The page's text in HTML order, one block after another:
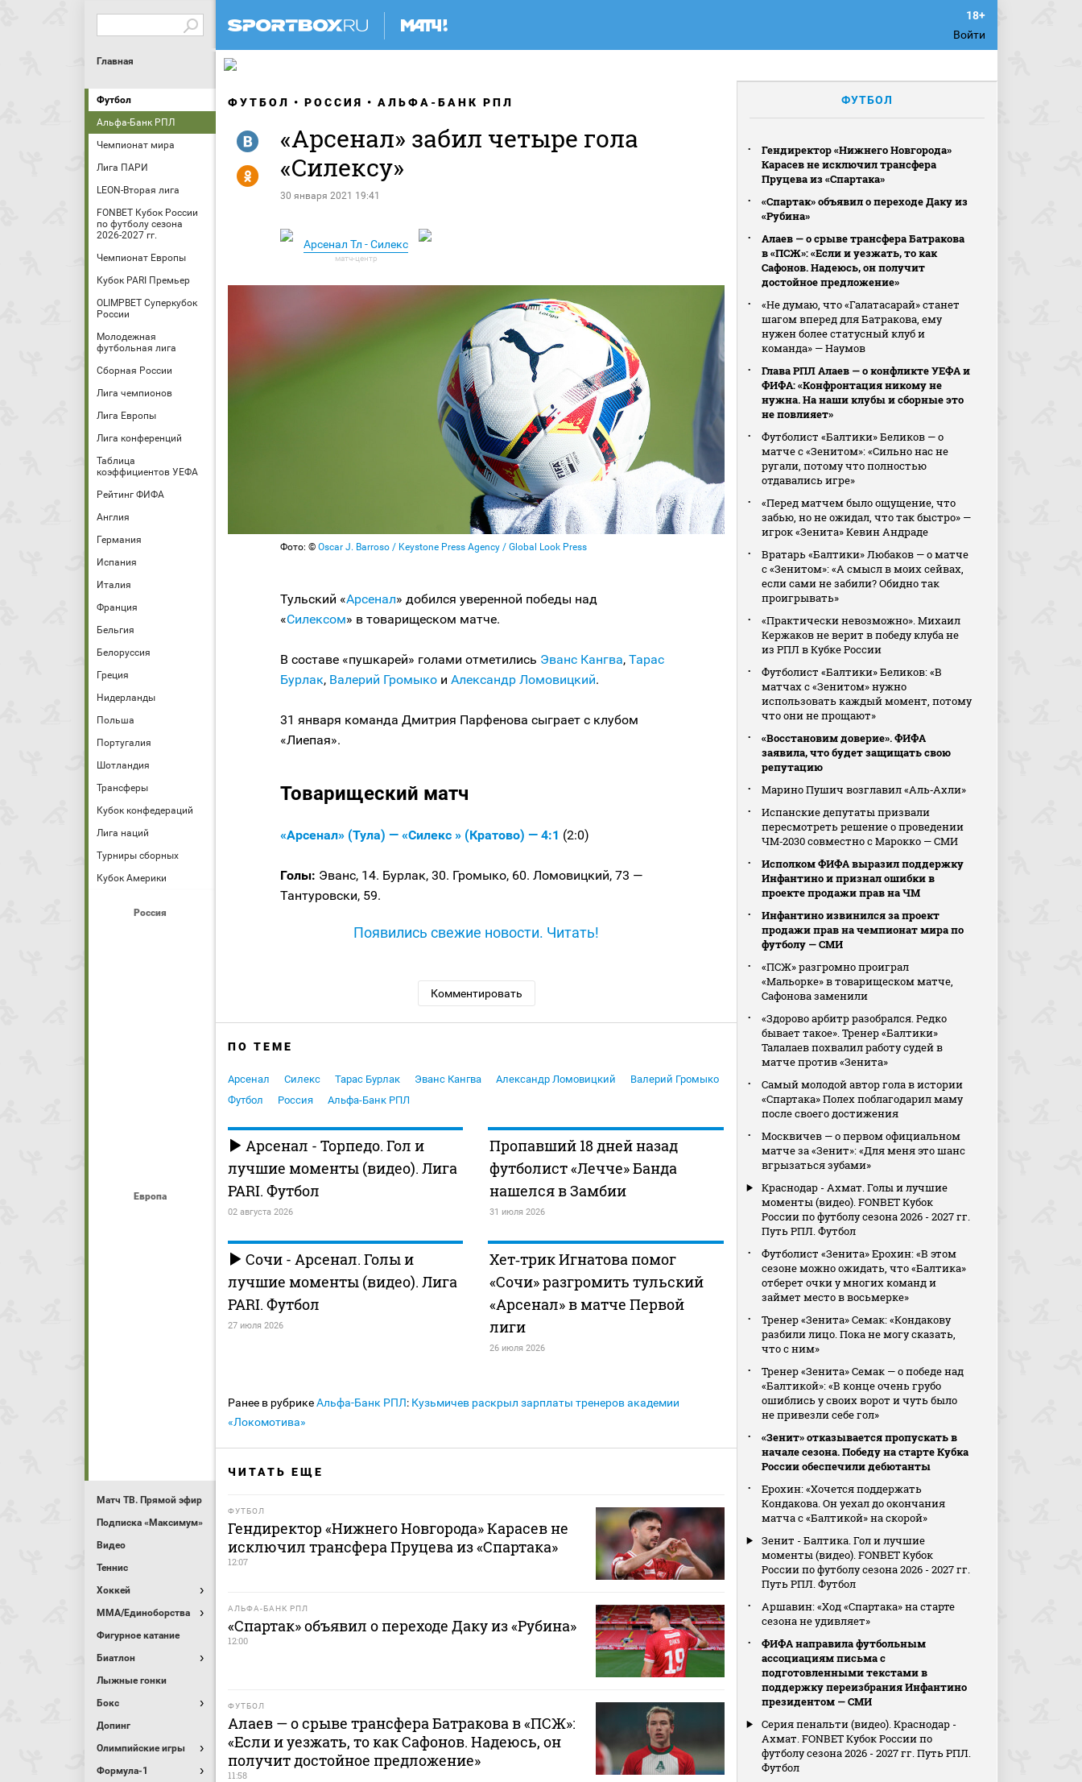
Войти
Главная
Футбол
Альфа-Банк РПЛ
Чемпионат мира
Лига ПАРИ
LEON-Вторая лига
FONBET Кубок России
по футболу сезона
2026-2027 гг.
Чемпионат Европы
Кубок PARI Премьер
OLIMPBET Суперкубок
России
Молодежная
футбольная лига
Сборная России
Лига чемпионов
Лига Европы
Лига конференций
Таблица
коэффициентов УЕФА
Рейтинг ФИФА
Англия
Германия
Испания
Италия
Франция
Бельгия
Белоруссия
Греция
Нидерланды
Польша
Португалия
Шотландия
Трансферы
Кубок конфедераций
Лига наций
Турниры сборных
Кубок Америки
Россия
Европа
Матч ТВ. Прямой эфир
Подписка «Максимум»
Видео
Теннис
Хоккей
MMA/Единоборства
Фигурное катание
Биатлон
Лыжные гонки
Бокс
Допинг
Олимпийские игры
Формула-1
ФУТБОЛ РОССИЯ АЛЬФА-БАНК РПЛ
«Арсенал» забил четыре гола
«Силексу»
30 января 2021 19:41
R
Y
Арсенал Тл - Силекс
Фото: © Oscar J. Barroso / Keystone Press Agency / Global Look Press
Тульский «Арсенал» добился уверенной победы над
«Силексом» в товарищеском матче.
В составе «пушкарей» голами отметились Эванс Кангва, Тарас
Бурлак, Валерий Громыко и Александр Ломовицкий.
31 января команда Дмитрия Парфенова сыграет с клубом
«Лиепая».
Товарищеский матч
«Арсенал» (Тула) — «Силекс » (Кратово) — 4:1 (2:0)
Голы: Эванс, 14. Бурлак, 30. Громыко, 60. Ломовицкий, 73 —
Тантуровски, 59.
Появились свежие новости. Читать!
Комментировать
ПО ТЕМЕ
Арсенал Силекс Тарас Бурлак Эванс Кангва Александр Ломовицкий
Валерий Громыко
Футбол
Россия Альфа-Банк РПЛ
Арсенал - Торпедо. Гол и
лучшие моменты (видео). Лига
PARI. Футбол
02 августа 2026
Пропавший 18 дней назад
футболист «Лечче» Банда
нашелся в Замбии
31 июля 2026
Сочи - Арсенал. Голы и
лучшие моменты (видео). Лига
PARI. Футбол
27 июля 2026
Хет‑трик Игнатова помог
«Сочи» разгромить тульский
«Арсенал» в матче Первой
лиги
26 июля 2026
Ранее в рубрикеАльфа-Банк РПЛ: Кузьмичев раскрыл зарплаты тренеров академии
«Локомотива»
ЧИТАТЬ ЕЩЕ
ФУТБОЛ
Гендиректор «Нижнего Новгорода» Карасев не
исключил трансфера Пруцева из «Спартака»
12:07
АЛЬФА-БАНК РПЛ
«Спартак» объявил о переходе Даку из «Рубина»
12:00
ФУТБОЛ
Алаев — о срыве трансфера Батракова в «ПСЖ»:
«Если и уезжать, то как Сафонов. Надеюсь, он
получит достойное предложение»
11:58
ФУТБОЛ
Гендиректор «Нижнего Новгорода»
Карасев не исключил трансфера
Пруцева из «Спартака»
«Спартак» объявил о переходе Даку из
«Рубина»
Алаев — о срыве трансфера Батракова
в «ПСЖ»: «Если и уезжать, то как
Сафонов. Надеюсь, он получит
достойное предложение»
«Не думаю, что «Галатасарай» станет
шагом вперед для Батракова, ему
нужен более статусный клуб и
команда» — Наумов
Глава РПЛ Алаев — о конфликте УЕФА и
ФИФА: «Конфронтация никому не
нужна. На наши клубы и сборные это
не повлияет»
Футболист «Балтики» Беликов — о
матче с «Зенитом»: «Сильно нас не
ругали, потому что полностью
отдавались игре»
«Перед матчем было ощущение, что
забью, но не ожидал, что так быстро» —
игрок «Зенита» Кевин Андраде
Вратарь «Балтики» Любаков — о матче
с «Зенитом»: «А смысл в моих сейвах,
если сами не забили? Обидно так
проигрывать»
«Практически невозможно». Михаил
Кержаков не верит в победу клуба не
из РПЛ в Кубке России
Футболист «Балтики» Беликов: «В
матчах с «Зенитом» нужно
использовать каждый момент, потому
что они не прощают»
«Восстановим доверие». ФИФА
заявила, что будет защищать свою
репутацию
Марино Пушич возглавил «Аль‑Ахли»
Испанские депутаты призвали
пересмотреть решение о проведении
ЧМ‑2030 совместно с Марокко — СМИ
Исполком ФИФА выразил поддержку
Инфантино и признал ошибки в
проекте продажи прав на ЧМ
Инфантино извинился за проект
продажи прав на чемпионат мира по
футболу — СМИ
«ПСЖ» разгромно проиграл
«Мальорке» в товарищеском матче,
Сафонова заменили
«Здорово арбитр разобрался. Редко
бывает такое». Тренер «Балтики»
Талалаев похвалил работу судей в
матче против «Зенита»
Самый молодой автор гола в истории
«Спартака» Полех поблагодарил маму
после своего достижения
Москвичев — о первом официальном
матче за «Зенит»: «Для меня это шанс
вгрызаться зубами»
Краснодар - Ахмат. Голы и лучшие
моменты (видео). FONBET Кубок
России по футболу сезона 2026 - 2027 гг.
Путь РПЛ. Футбол
Футболист «Зенита» Ерохин: «В этом
сезоне можно ожидать, что «Балтика»
отберет очки у многих команд и
займет место в восьмерке»
Тренер «Зенита» Семак: «Кондакову
разбили лицо. Пока не могу сказать,
что с ним»
Тренер «Зенита» Семак — о победе над
«Балтикой»: «В конце очень грубо
ошиблись у своих ворот и чуть было
не привезли себе гол»
«Зенит» отказывается пропускать в
начале сезона. Победу на старте Кубка
России обеспечили дебютанты
Ерохин: «Хочется поддержать
Кондакова. Он уехал до окончания
матча с «Балтикой» на скорой»
Зенит - Балтика. Гол и лучшие
моменты (видео). FONBET Кубок
России по футболу сезона 2026 - 2027 гг.
Путь РПЛ. Футбол
Аршавин: «Ход «Спартака» на старте
сезона не удивляет»
ФИФА направила футбольным
ассоциациям письма с
подготовленными текстами в
поддержку переизбрания Инфантино
президентом — СМИ
Серия пенальти (видео). Краснодар -
Ахмат. FONBET Кубок России по
футболу сезона 2026 - 2027 гг. Путь РПЛ.
Футбол